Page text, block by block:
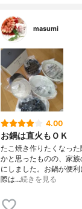
masumi
4.00
お鍋は直火もＯＫ
たこ焼き作りたくなっ
かと思ったものの、家
にしました。お鍋が便
際は…続きを見る